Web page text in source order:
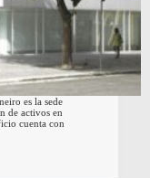
es la sede
de activos en
cuenta con